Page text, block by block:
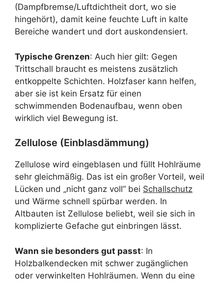
(Dampfbremse/Luftdichtheit dort, wo sie
hingehört), damit keine feuchte Luft in kalte
Bereiche wandert und dort auskondensiert.
Typische Grenzen: Auch hier gilt: Gegen
Trittschall braucht es meistens zusätzlich
entkoppelte Schichten. Holzfaser kann helfen,
aber sie ist kein Ersatz für einen
schwimmenden Bodenaufbau, wenn oben
wirklich viel Bewegung ist.
Zellulose (Einblasdämmung)
Zellulose wird eingeblasen und füllt Hohlräume
sehr gleichmäßig. Das ist ein großer Vorteil, weil
Lücken und „nicht ganz voll“ bei Schallschutz
und Wärme schnell spürbar werden. In
Altbauten ist Zellulose beliebt, weil sie sich in
komplizierte Gefache gut einbringen lässt.
Wann sie besonders gut passt: In
Holzbalkendecken mit schwer zugänglichen
oder verwinkelten Hohlräumen. Wenn du eine